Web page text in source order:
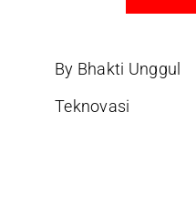
By Bhakti Unggul
Teknovasi